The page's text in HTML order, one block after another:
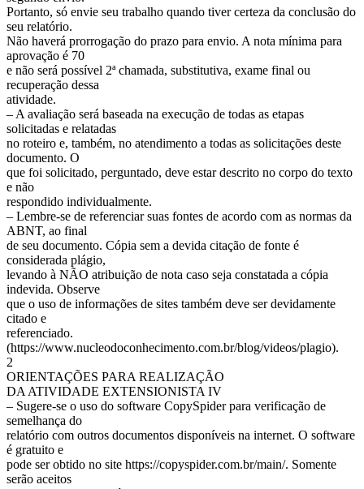
Portanto, só envie seu trabalho quando tiver certeza da conclusão do
seu relatório.
Não haverá prorrogação do prazo para envio. A nota mínima para
aprovação é 70
e não será possível 2ª chamada, substitutiva, exame final ou
recuperação dessa
atividade.
– A avaliação será baseada na execução de todas as etapas
solicitadas e relatadas
no roteiro e, também, no atendimento a todas as solicitações deste
documento. O
que foi solicitado, perguntado, deve estar descrito no corpo do texto
e não
respondido individualmente.
– Lembre-se de referenciar suas fontes de acordo com as normas da
ABNT, ao final
de seu documento. Cópia sem a devida citação de fonte é
considerada plágio,
levando à NÃO atribuição de nota caso seja constatada a cópia
indevida. Observe
que o uso de informações de sites também deve ser devidamente
citado e
referenciado.
(https://www.nucleodoconhecimento.com.br/blog/videos/plagio).
2
ORIENTAÇÕES PARA REALIZAÇÃO
DA ATIVIDADE EXTENSIONISTA IV
– Sugere-se o uso do software CopySpider para verificação de
semelhança do
relatório com outros documentos disponíveis na internet. O software
é gratuito e
pode ser obtido no site https://copyspider.com.br/main/. Somente
serão aceitos